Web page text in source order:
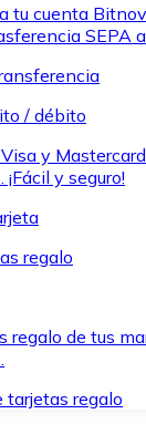
tu cuenta
SEPA
/ débito
y
y seguro!
regalo
regalo de tus
tarjetas regalo